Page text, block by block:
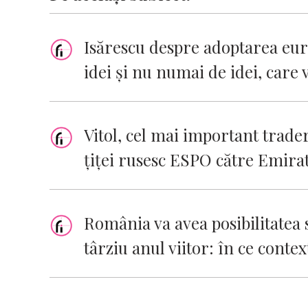
Isărescu despre adoptarea
idei şi nu numai de idei, care
Vitol, cel mai important
țiței rusesc ESPO către
România va avea posibilitatea
târziu anul viitor: în ce